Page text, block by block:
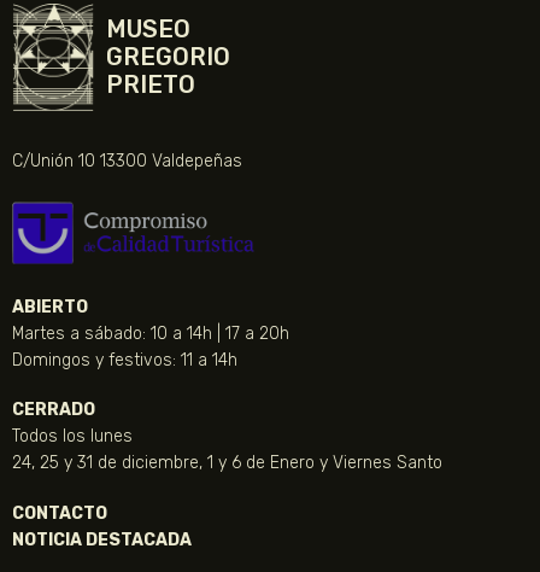
MUSEO
GREGORIO
PRIETO
C/Unión 10 13300 Valdepeñas
ABIERTO
Martes a sábado: 10 a 14h | 17 a 20h
Domingos y festivos: 11 a 14h
CERRADO
Todos los lunes
24, 25 y 31 de diciembre, 1 y 6 de Enero y Viernes Santo
CONTACTO
NOTICIA DESTACADA